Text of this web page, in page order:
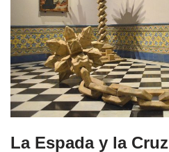
La Espada y la Cruz